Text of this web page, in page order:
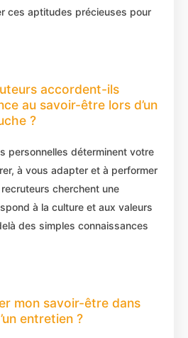
ces aptitudes précieuses pour
accordent-ils
au savoir-être lors d’un
?
personnelles déterminent votre
à vous adapter et à performer
cherchent une
à la culture et aux valeurs
des simples connaissances
mon savoir-être dans
entretien ?